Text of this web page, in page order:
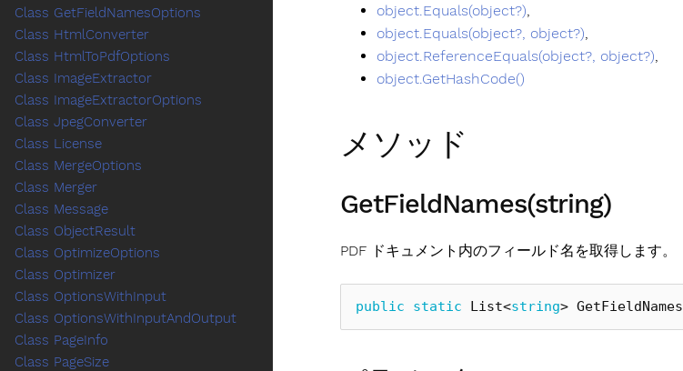
object.Equals(object?),
object.Equals(object?, object?),
object.ReferenceEquals(object?, object?),
object.GetHashCode()
メソッド
GetFieldNames(string)
PDF ドキュメント内のフィールド名を取得します。
public static List<string> GetFieldNames
Class GetFieldNamesOptions
Class HtmlConverter
Class HtmlToPdfOptions
Class ImageExtractor
Class ImageExtractorOptions
Class JpegConverter
Class License
Class MergeOptions
Class Merger
Class Message
Class ObjectResult
Class OptimizeOptions
Class Optimizer
Class OptionsWithInput
Class OptionsWithInputAndOutput
Class PageInfo
Class PageSize